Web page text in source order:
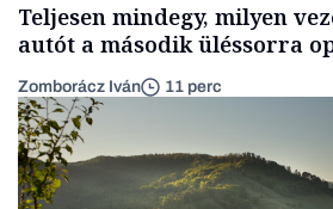
Teljesen mindegy, milyen
autót a második üléssorra
Zomborácz Iván 11 perc